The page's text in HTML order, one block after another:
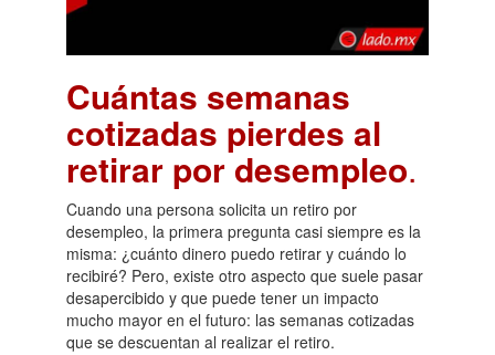
Cuántas semanas
cotizadas pierdes al
retirar por desempleo.
Cuando una persona solicita un retiro por
desempleo, la primera pregunta casi siempre es la
misma: ¿cuánto dinero puedo retirar y cuándo lo
recibiré? Pero, existe otro aspecto que suele pasar
desapercibido y que puede tener un impacto
mucho mayor en el futuro: las semanas cotizadas
que se descuentan al realizar el retiro.